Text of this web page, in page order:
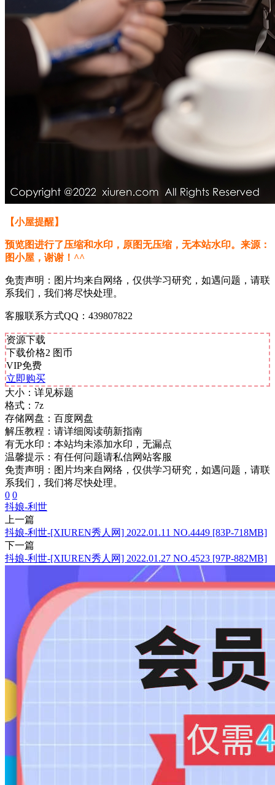
【小屋提醒】
预览图进行了压缩和水印，原图无压缩，无本站水印。来源：
图小屋，谢谢！^^
免责声明：图片均来自网络，仅供学习研究，如遇问题，请联
系我们，我们将尽快处理。
客服联系方式QQ：439807822
资源下载
下载价格2 图币
VIP免费
立即购买
大小： 详见标题
格式： 7z
存储网盘： 百度网盘
解压教程： 请详细阅读萌新指南
有无水印： 本站均未添加水印，无漏点
温馨提示： 有任何问题请私信网站客服
免责声明：图片均来自网络，仅供学习研究，如遇问题，请联
系我们，我们将尽快处理。
0 0
抖娘-利世
上一篇
抖娘-利世-[XIUREN秀人网] 2022.01.11 NO.4449 [83P-718MB]
下一篇
抖娘-利世-[XIUREN秀人网] 2022.01.27 NO.4523 [97P-882MB]